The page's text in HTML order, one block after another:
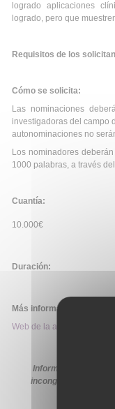
logrado aplicaciones
logrado, pero que
Requisitos de los
Cómo se solicita:
Las nominaciones
investigadoras del campo
autonominaciones no
Los nominadores
1000 palabras, a través del
Cuantía:
10.000€
Duración:
Más información:
Web de la ayuda
Información
incongruencia,